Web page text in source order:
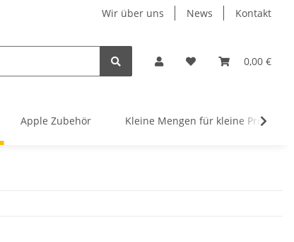
Wir über uns News Kontakt
0,00 €
Apple Zubehör Kleine Mengen für kleine Projekte